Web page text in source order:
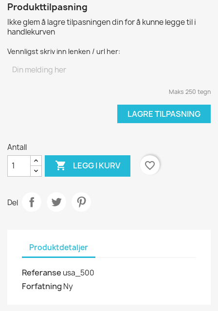
Produkttilpasning
Ikke glem å lagre tilpasningen din for å kunne legge til i
handlekurven
Vennligst skriv inn lenken / url her:
Maks 250 tegn
LAGRE TILPASNING
Antall
 LEGG I KURV favorite_border
Del
Produktdetaljer
Referanse usa_500
Forfatning Ny